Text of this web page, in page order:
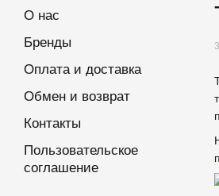
О нас
Бренды
Оплата и доставка
Обмен и возврат
Контакты
Пользовательское
соглашение